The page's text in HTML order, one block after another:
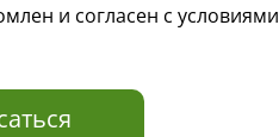
и согласен с условиями